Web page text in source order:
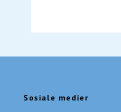
Sosiale medier